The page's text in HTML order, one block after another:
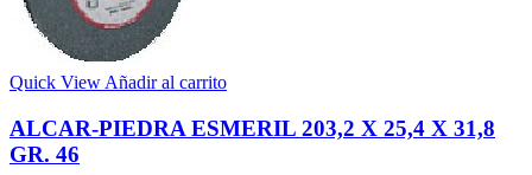
Quick View Añadir al carrito
ALCAR-PIEDRA ESMERIL 203,2 X 25,4 X 31,8
GR. 46